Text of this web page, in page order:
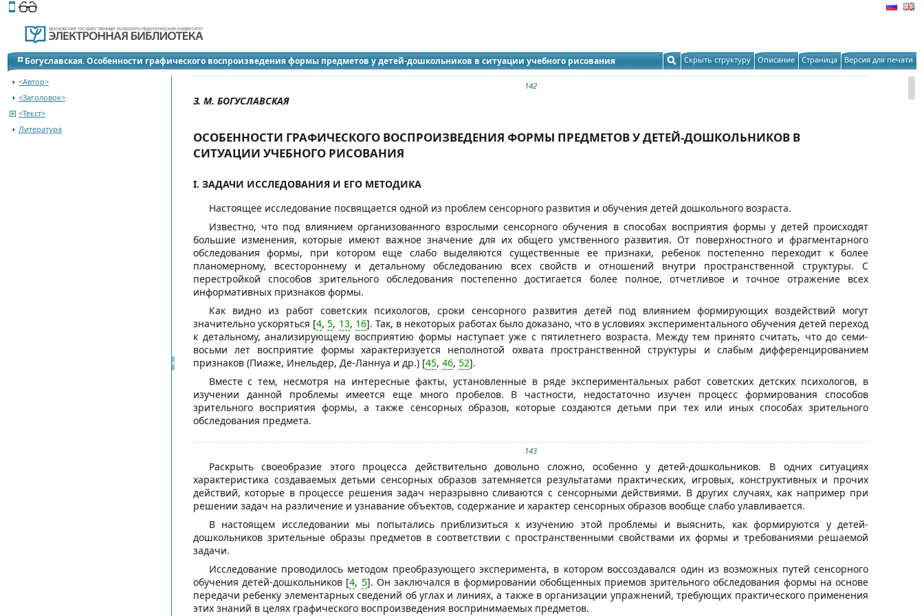
Этот сайт поддерживает
Богуславская. Особенности графического воспроизведения формы предметов у детей-дошкольников в ситуации учебного рисования Скрыть структуру Описание Страница Версия для печати
<Автор>
<Заголовок>
<Текст>
Литература
К оглавлению сборника
142
З. М. БОГУСЛАВСКАЯ
ОСОБЕННОСТИ ГРАФИЧЕСКОГО ВОСПРОИЗВЕДЕНИЯ ФОРМЫ ПРЕДМЕТОВ У ДЕТЕЙ-ДОШКОЛЬНИКОВ В
СИТУАЦИИ УЧЕБНОГО РИСОВАНИЯ
I. ЗАДАЧИ ИССЛЕДОВАНИЯ И ЕГО МЕТОДИКА
Настоящее исследование посвящается одной из проблем сенсорного развития и обучения детей дошкольного возраста.
Известно, что под влиянием организованного взрослыми сенсорного обучения в способах восприятия формы у детей происходят
большие изменения, которые имеют важное значение для их общего умственного развития. От поверхностного и фрагментарного
обследования формы, при котором еще слабо выделяются существенные ее признаки, ребенок постепенно переходит к более
планомерному, всестороннему и детальному обследованию всех свойств и отношений внутри пространственной структуры. С
перестройкой способов зрительного обследования постепенно достигается более полное, отчетливое и точное отражение всех
информативных признаков формы.
Как видно из работ советских психологов, сроки сенсорного развития детей под влиянием формирующих воздействий могут
значительно ускоряться [4,5, 13, 16]. Так, в некоторых работах было доказано, что в условиях экспериментального обучения детей переход
к детальному, анализирующему восприятию формы наступает уже с пятилетнего возраста. Между тем принято считать, что до семи-
восьми лет восприятие формы характеризуется неполнотой охвата пространственной структуры и слабым дифференцированием
признаков (Пиаже, Инельдер, Де-Ланнуа и др.) [45, 46, 52].
Вместе с тем, несмотря на интересные факты, установленные в ряде экспериментальных работ советских детских психологов, в
изучении данной проблемы имеется еще много пробелов. В частности, недостаточно изучен процесс формирования способов
зрительного восприятия формы, а также сенсорных образов, которые создаются детьми при тех или иных способах зрительного
обследования предмета.
143
Раскрыть своеобразие этого процесса действительно довольно сложно, особенно у детей-дошкольников. В одних ситуациях
характеристика создаваемых детьми сенсорных образов затемняется результатами практических, игровых, конструктивных и прочих
действий, которые в процессе решения задач неразрывно сливаются с сенсорными действиями. В других случаях, как например при
решении задач на различение и узнавание объектов, содержание и характер сенсорных образов вообще слабо улавливается.
В настоящем исследовании мы попытались приблизиться к изучению этой проблемы и выяснить, как формируются у детей-
дошкольников зрительные образы предметов в соответствии с пространственными свойствами их формы и требованиями решаемой
задачи.
Исследование проводилось методом преобразующего эксперимента, в котором воссоздавался один из возможных путей сенсорного
обучения детей-дошкольников [4, 5]. Он заключался в формировании обобщенных приемов зрительного обследования формы на основе
передачи ребенку элементарных сведений об углах и линиях, а также в организации упражнений, требующих практического применения
этих знаний в целях графического воспроизведения воспринимаемых предметов.